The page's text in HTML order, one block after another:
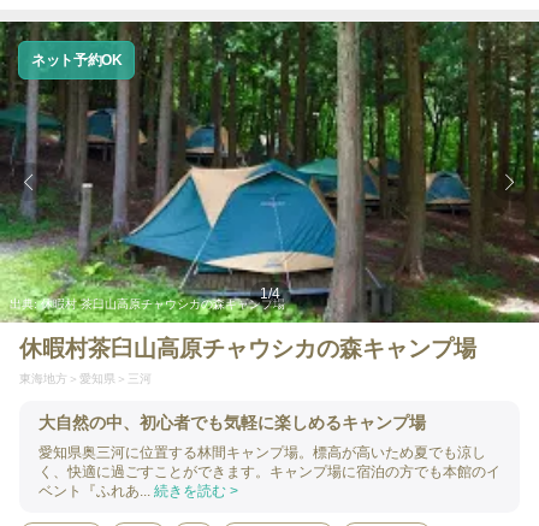
出典:休暇村 茶臼山高原チャウシカの森キャンプ場
1/4
ネット予約OK
休暇村茶臼山高原チャウシカの森キャンプ場
東海地方 愛知県 三河
大自然の中、初心者でも気軽に楽しめるキャンプ場
愛知県奥三河に位置する林間キャンプ場。標高が高いため夏でも涼し
く、快適に過ごすことができます。キャンプ場に宿泊の方でも本館のイ
ベント『ふれあ... 続きを読む >